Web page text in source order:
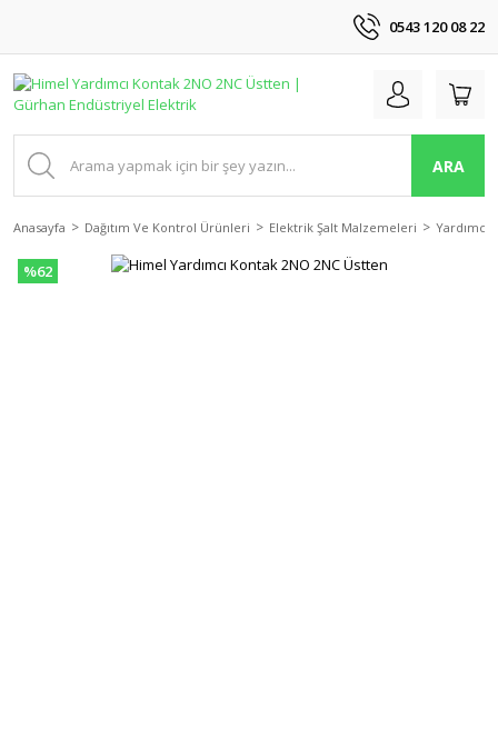
0543 120 08 22
ARA
Anasayfa Dağıtım Ve Kontrol Ürünleri Elektrik Şalt Malzemeleri Yardımcı
%62